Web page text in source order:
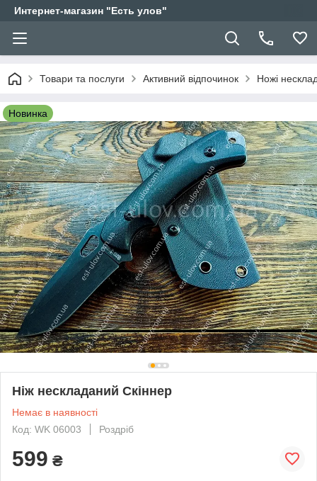
Интернет-магазин "Есть улов"
Товари та послуги Активний відпочинок Ножі
Новинка
Ніж нескладаний Скіннер
Немає в наявності
Код: WK 06003
Роздріб
599 ₴